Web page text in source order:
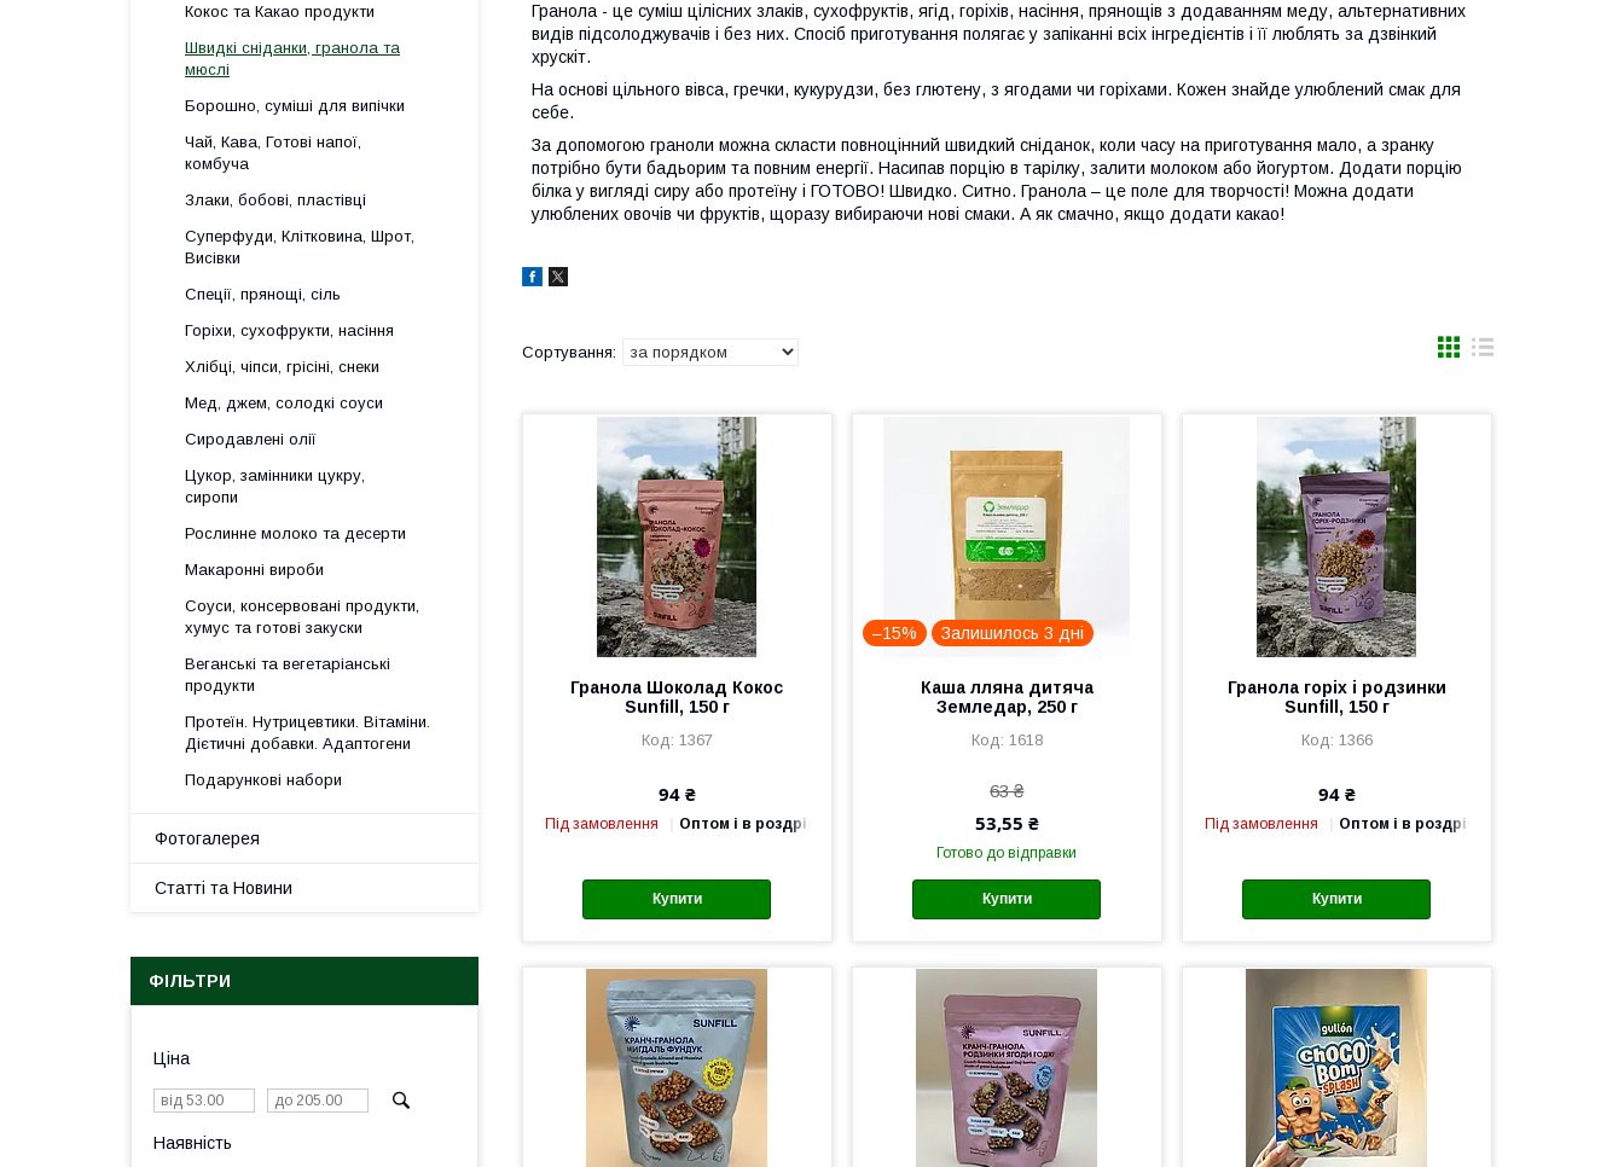
Гранола - це суміш цілісних злаків, сухофруктів, ягід, горіхів, насіння, прянощів з додаванням меду, альтернативних
видів підсолоджувачів і без них. Спосіб приготування полягає у запіканні всіх інгредієнтів і її люблять за дзвінкий
хрускіт.
На основі цільного вівса, гречки, кукурудзи, без глютену, з ягодами чи горіхами. Кожен знайде улюблений смак для
себе.
За допомогою граноли можна скласти повноцінний швидкий сніданок, коли часу на приготування мало, а зранку
потрібно бути бадьорим та повним енергії. Насипав порцію в тарілку, залити молоком або йогуртом. Додати порцію
білка у вигляді сиру або протеїну і ГОТОВО! Швидко. Ситно. Гранола – це поле для творчості! Можна додати
улюблених овочів чи фруктів, щоразу вибираючи нові смаки. А як смачно, якщо додати какао!
Гранола Шоколад Кокос
Sunfill, 150 г
1367
94 ₴
Під замовлення Оптом і в роздріб
Купити
–15% Залишилось 3 дні
Каша лляна дитяча
Земледар, 250 г
1618
63 ₴
53,55 ₴
Готово до відправки
Купити
Гранола горіх і родзинки
Sunfill, 150 г
1366
94 ₴
Під замовлення Оптом і в роздріб
Купити
Кокос та Какао продукти
Швидкі сніданки, гранола та
мюслі
Борошно, суміші для випічки
Чай, Кава, Готові напої,
комбуча
Злаки, бобові, пластівці
Суперфуди, Клітковина, Шрот,
Висівки
Спеції, прянощі, сіль
Горіхи, сухофрукти, насіння
Хлібці, чіпси, грісіні, снеки
Мед, джем, солодкі соуси
Сиродавлені олії
Цукор, замінники цукру,
сиропи
Рослинне молоко та десерти
Макаронні вироби
Соуси, консервовані продукти,
хумус та готові закуски
Веганські та вегетаріанські
продукти
Протеїн. Нутрицевтики. Вітаміни.
Дієтичні добавки. Адаптогени
Подарункові набори
Фотогалерея
Статті та Новини
ФІЛЬТРИ
Ціна
Наявність